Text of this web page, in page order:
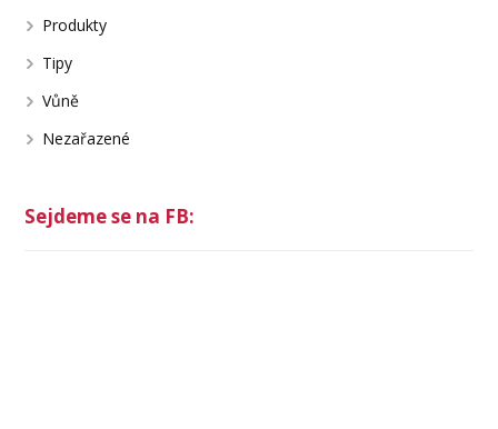
Produkty
Tipy
Vůně
Nezařazené
Sejdeme se na FB: